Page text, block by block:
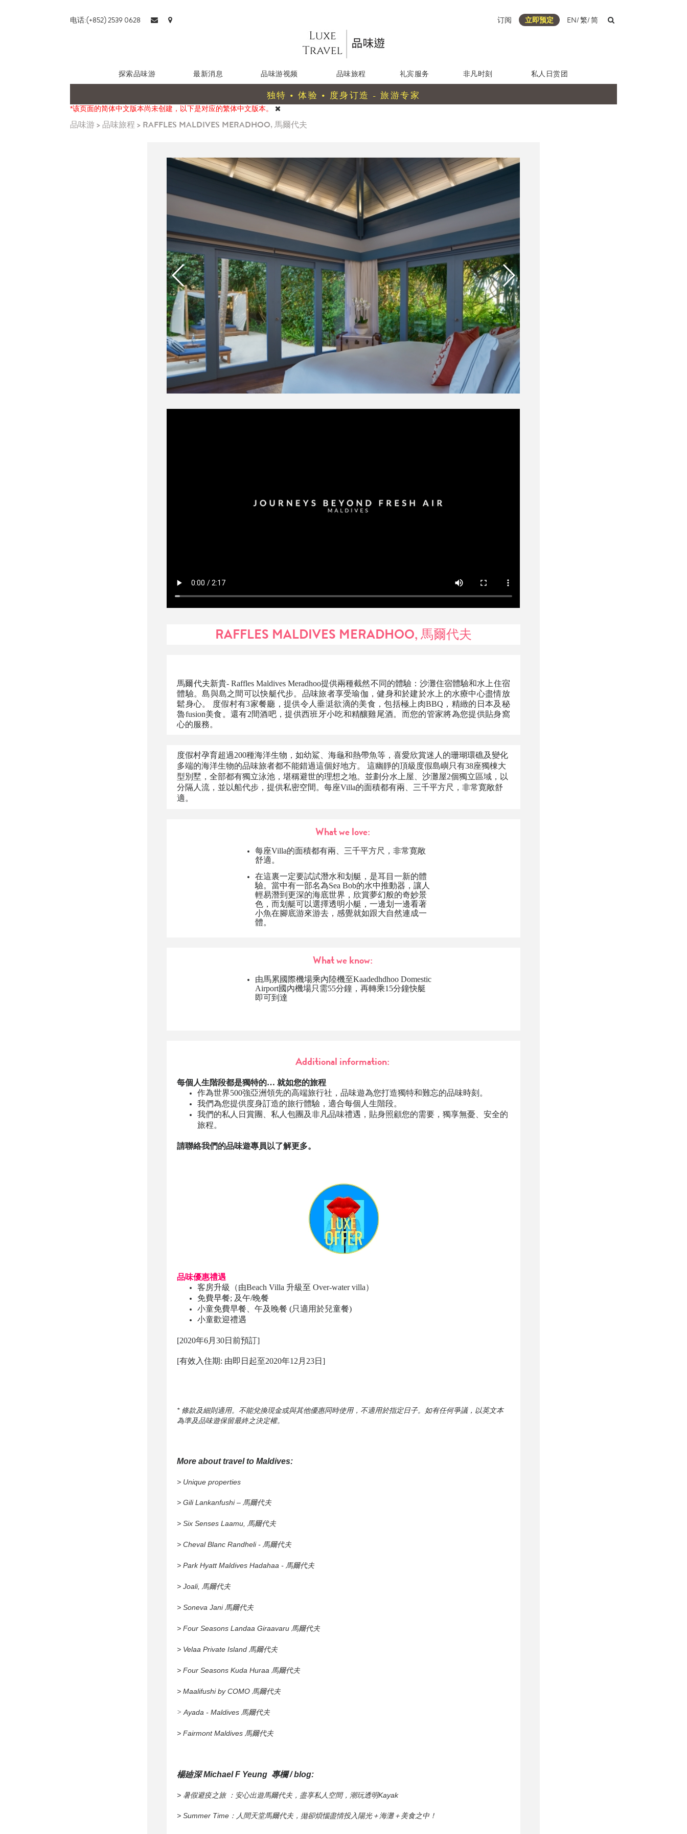
电话:(+852) 2539 0628 订阅 立即预定 EN/繁/简
探索品味游 最新消息 品味游视频 品味旅程 礼宾服务 非凡时刻 私人日赏团
独特 • 体验 • 度身订造 - 旅游专家
*该页面的简体中文版本尚未创建，以下是对应的繁体中文版本。
品味游> 品味旅程 > RAFFLES MALDIVES MERADHOO, 馬爾代夫
RAFFLES MALDIVES MERADHOO, 馬爾代夫
馬爾代夫新貴- Raffles Maldives Meradhoo提供兩種截然不同的體驗：沙灘住宿體驗和水上住宿
體驗。島與島之間可以快艇代步。品味旅者享受瑜伽，健身和於建於水上的水療中心盡情放
鬆身心。 度假村有3家餐廳，提供令人垂涏欲滴的美食，包括極上肉BBQ，精緻的日本及秘
魯fusion美食。還有2間酒吧，提供西班牙小吃和精釀雞尾酒。而您的管家將為您提供貼身窩
心的服務。
度假村孕育超過200種海洋生物，如幼鯊、海龜和熱帶魚等，喜愛欣賞迷人的珊瑚環礁及變化
多端的海洋生物的品味旅者都不能錯過這個好地方。 這幽靜的頂級度假島嶼只有38座獨棟大
型別墅，全部都有獨立泳池，堪稱避世的理想之地。並劃分水上屋、沙灘屋2個獨立區域，以
分隔人流，並以船代步，提供私密空間。每座Villa的面積都有兩、三千平方尺，非常寛敞舒
適。
What we love:
每座Villa的面積都有兩、三千平方尺，非常寛敞
舒適。
在這裏一定要試試潛水和划艇，是耳目一新的體
驗。當中有一部名為Sea Bob的水中推動器，讓人
輕易潛到更深的海底世界，欣賞夢幻般的奇妙景
色，而划艇可以選擇透明小艇，一邊划一邊看著
小魚在腳底游來游去，感覺就如跟大自然連成一
體。
What we know:
由馬累國際機場乘內陸機至Kaadedhdhoo Domestic
Airport國內機場只需55分鐘，再轉乘15分鐘快艇
即可到達
Additional information:
每個人生階段都是獨特的… 就如您的旅程
作為世界500強亞洲領先的高端旅行社，品味遊為您打造獨特和難忘的品味時刻。
我們為您提供度身訂造的旅行體驗，適合每個人生階段。
我們的私人日賞團、私人包團及非凡品味禮遇，貼身照顧您的需要，獨享無憂、安全的
旅程。
請聯絡我們的品味遊專員以了解更多。
品味優惠禮遇
客房升級（由Beach Villa 升級至 Over-water villa）
免費早餐; 及午/晚餐
小童免費早餐、午及晚餐 (只適用於兒童餐)
小童歡迎禮遇
[2020年6月30日前預訂]
[有效入住期: 由即日起至2020年12月23日]
* 條款及細則適用。不能兌換現金或與其他優惠同時使用，不適用於指定日子。如有任何爭議，以英文本
為準及品味遊保留最終之決定權。
More about travel to Maldives:
> Unique properties
> Gili Lankanfushi – 馬爾代夫
> Six Senses Laamu, 馬爾代夫
> Cheval Blanc Randheli - 馬爾代夫
> Park Hyatt Maldives Hadahaa - 馬爾代夫
> Joali, 馬爾代夫
> Soneva Jani 馬爾代夫
> Four Seasons Landaa Giraavaru 馬爾代夫
> Velaa Private Island 馬爾代夫
> Four Seasons Kuda Huraa 馬爾代夫
> Maalifushi by COMO 馬爾代夫
>Ayada - Maldives 馬爾代夫
> Fairmont Maldives 馬爾代夫
楊廸深 Michael F Yeung 專欄 / blog:
> 暑假避疫之旅 ：安心出遊馬爾代夫，盡享私人空間，潮玩透明Kayak
>Summer Time：人間天堂馬爾代夫，拋卻煩惱盡情投入陽光＋海灘＋美食之中！